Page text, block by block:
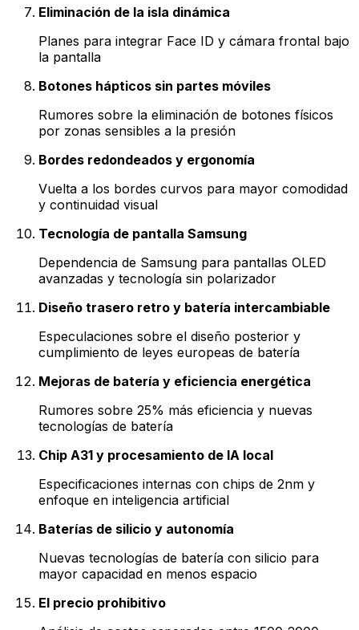
Eliminación de la isla dinámica
Planes para integrar Face ID y cámara frontal bajo
la pantalla
Botones hápticos sin partes móviles
Rumores sobre la eliminación de botones físicos
por zonas sensibles a la presión
Bordes redondeados y ergonomía
Vuelta a los bordes curvos para mayor comodidad
y continuidad visual
Tecnología de pantalla Samsung
Dependencia de Samsung para pantallas OLED
avanzadas y tecnología sin polarizador
Diseño trasero retro y batería intercambiable
Especulaciones sobre el diseño posterior y
cumplimiento de leyes europeas de batería
Mejoras de batería y eficiencia energética
Rumores sobre 25% más eficiencia y nuevas
tecnologías de batería
Chip A31 y procesamiento de IA local
Especificaciones internas con chips de 2nm y
enfoque en inteligencia artificial
Baterías de silicio y autonomía
Nuevas tecnologías de batería con silicio para
mayor capacidad en menos espacio
El precio prohibitivo